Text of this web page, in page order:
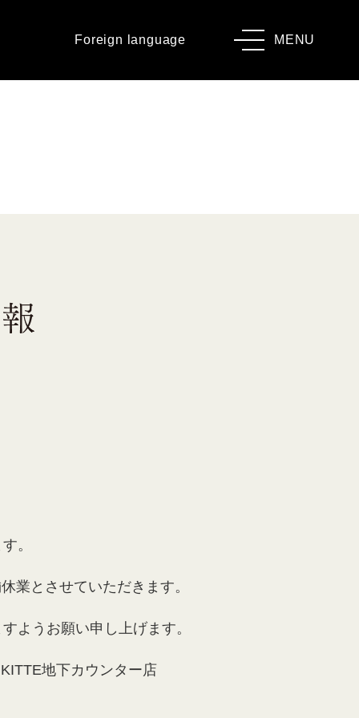
Foreign language MENU
。
業とさせていただきます。
ようお願い申し上げます。
地下カウンター店